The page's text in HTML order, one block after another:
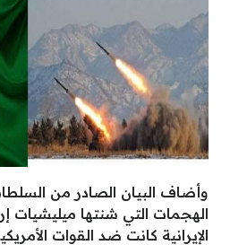
وأضاف البيان الصادر من
الهجمات التي شنتها ميليشيات
الإيرانية كانت ضد القوات